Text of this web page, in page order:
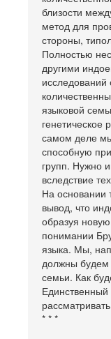
близости
метод для
стороны,
Полностью
другими
языковой
самом деле
способную
групп. Нужно
вследствие
На основании
вывод, что
образуя
понимании
языка. Мы,
должны будем
семьи. Как
Единственный
* * *